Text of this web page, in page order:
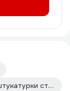
Оборудование для механизированной штукатурки стен